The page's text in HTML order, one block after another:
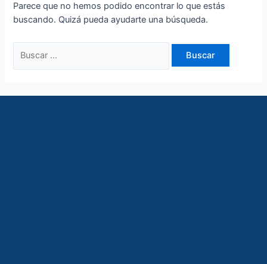
Parece que no hemos podido encontrar lo que estás
buscando. Quizá pueda ayudarte una búsqueda.